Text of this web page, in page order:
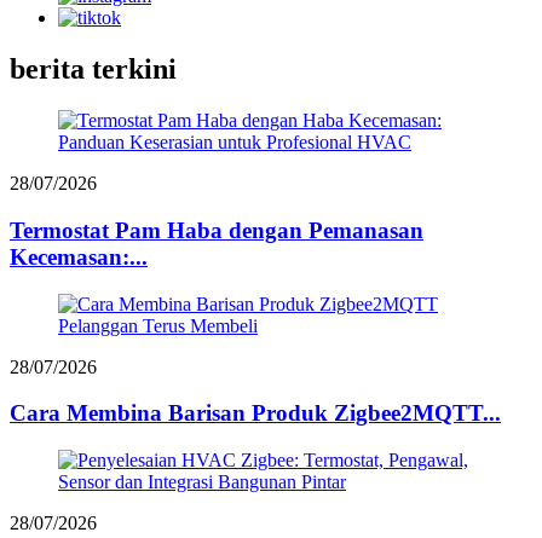
berita terkini
28/07/2026
Termostat Pam Haba dengan Pemanasan
Kecemasan:...
28/07/2026
Cara Membina Barisan Produk Zigbee2MQTT...
28/07/2026